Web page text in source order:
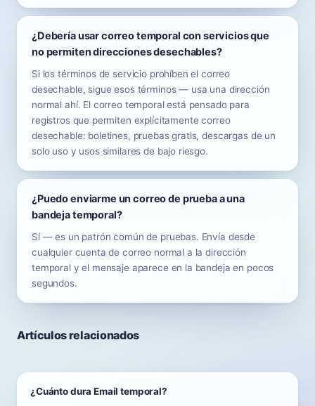
¿Debería usar correo temporal con servicios que
no permiten direcciones desechables?
Si los términos de servicio prohíben el correo
desechable, sigue esos términos — usa una dirección
normal ahí. El correo temporal está pensado para
registros que permiten explícitamente correo
desechable: boletines, pruebas gratis, descargas de un
solo uso y usos similares de bajo riesgo.
¿Puedo enviarme un correo de prueba a una
bandeja temporal?
Sí — es un patrón común de pruebas. Envía desde
cualquier cuenta de correo normal a la dirección
temporal y el mensaje aparece en la bandeja en pocos
segundos.
Artículos relacionados
¿Cuánto dura Email temporal?